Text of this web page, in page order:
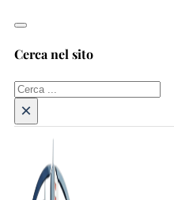
Cerca nel sito
Cerca
×